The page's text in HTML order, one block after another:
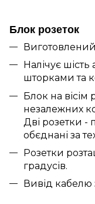
Блок розеток
Налічує шість
шторками та
Блок на вісім
незалежних
Дві розетки -
обєднані за
Розетки
градусів.
Вивід кабелю